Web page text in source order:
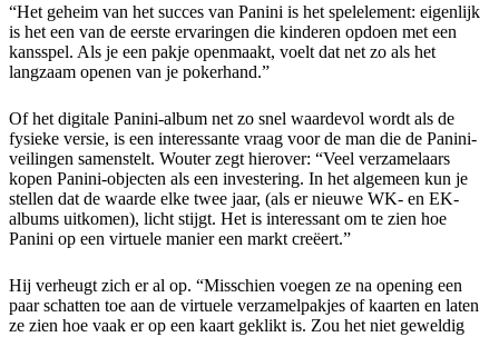
“Het geheim van het succes van Panini is het spelelement: eigenlijk
is het een van de eerste ervaringen die kinderen opdoen met een
kansspel. Als je een pakje openmaakt, voelt dat net zo als het
langzaam openen van je pokerhand.”
Of het digitale Panini-album net zo snel waardevol wordt als de
fysieke versie, is een interessante vraag voor de man die de Panini-
veilingen samenstelt. Wouter zegt hierover: “Veel verzamelaars
kopen Panini-objecten als een investering. In het algemeen kun je
stellen dat de waarde elke twee jaar, (als er nieuwe WK- en EK-
albums uitkomen), licht stijgt. Het is interessant om te zien hoe
Panini op een virtuele manier een markt creëert.”
Hij verheugt zich er al op. “Misschien voegen ze na opening een
paar schatten toe aan de virtuele verzamelpakjes of kaarten en laten
ze zien hoe vaak er op een kaart geklikt is. Zou het niet geweldig